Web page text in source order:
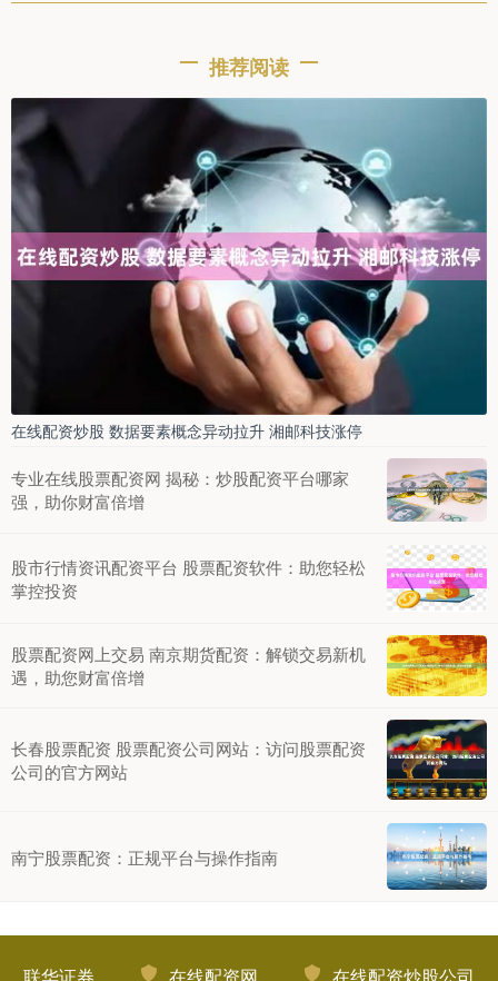
推荐阅读
在线配资炒股 数据要素概念异动拉升 湘邮科技涨停
专业在线股票配资网 揭秘：炒股配资平台哪家
强，助你财富倍增
股市行情资讯配资平台 股票配资软件：助您轻松
掌控投资
股票配资网上交易 南京期货配资：解锁交易新机
遇，助您财富倍增
长春股票配资 股票配资公司网站：访问股票配资
公司的官方网站
南宁股票配资：正规平台与操作指南
联华证券 在线配资网 在线配资炒股公司